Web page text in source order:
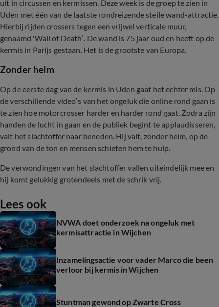
uit in circussen en kermissen. Deze week is de groep te zien in
Uden met één van de laatste rondreizende steile wand-attractie.
Hierbij rijden crossers tegen een vrijwel verticale muur,
genaamd 'Wall of Death’. De wand is 75 jaar oud en heeft op de
kermis in Parijs gestaan. Het is de grootste van Europa.
Zonder helm
Op de eerste dag van de kermis in Uden gaat het echter mis. Op
de verschillende video’s van het ongeluk die online rond gaan is
te zien hoe motorcrosser harder en harder rond gaat. Zodra zijn
handen de lucht in gaan en de publiek begint te applaudisseren,
valt het slachtoffer naar beneden. Hij valt, zonder helm, op de
grond van de ton en mensen schieten hem te hulp.
De verwondingen van het slachtoffer vallen uiteindelijk mee en
hij komt gelukkig grotendeels met de schrik vrij.
Lees ook
NVWA doet onderzoek na ongeluk met
kermisattractie in Wijchen
Inzamelingsactie voor vader Marco die been
verloor bij kermis in Wijchen
Stuntman gewond op Zwarte Cross